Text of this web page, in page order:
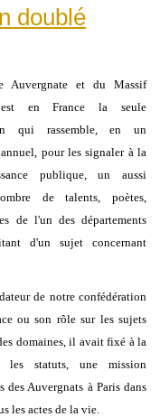
doublé
Auvergnate et du Massif
en France la seule
qui rassemble, en un
pour les signaler à la
publique, un aussi
de talents, poètes,
de l'un des départements
d'un sujet concernant
de notre confédération
ou son rôle sur les sujets
domaines, il avait fixé à la
les statuts, une mission
des Auvergnats à Paris dans
les actes de la vie.